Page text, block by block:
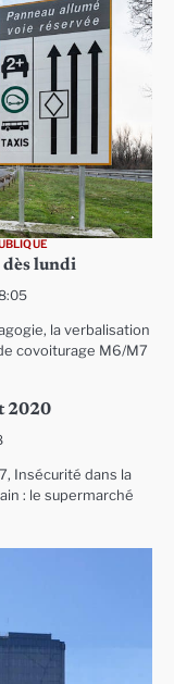
lundi
la verbalisation
covoiturage M6/M7
2020
Insécurité dans la
: le supermarché